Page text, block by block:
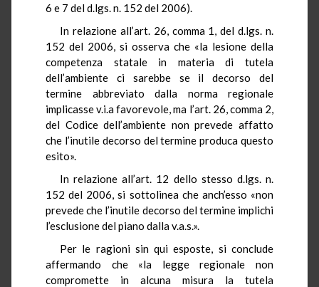
6 e 7 del d.lgs. n. 152 del 2006).
In relazione all’art. 26, comma 1, del d.lgs. n.
152 del 2006, si osserva che «la lesione della
competenza statale in materia di tutela
dell’ambiente ci sarebbe se il decorso del
termine abbreviato dalla norma regionale
implicasse v.i.a favorevole, ma l’art. 26, comma 2,
del Codice dell’ambiente non prevede affatto
che l’inutile decorso del termine produca questo
esito».
In relazione all’art. 12 dello stesso d.lgs. n.
152 del 2006, si sottolinea che anch’esso «non
prevede che l’inutile decorso del termine implichi
l’esclusione del piano dalla v.a.s.».
Per le ragioni sin qui esposte, si conclude
affermando che «la legge regionale non
compromette in alcuna misura la tutela